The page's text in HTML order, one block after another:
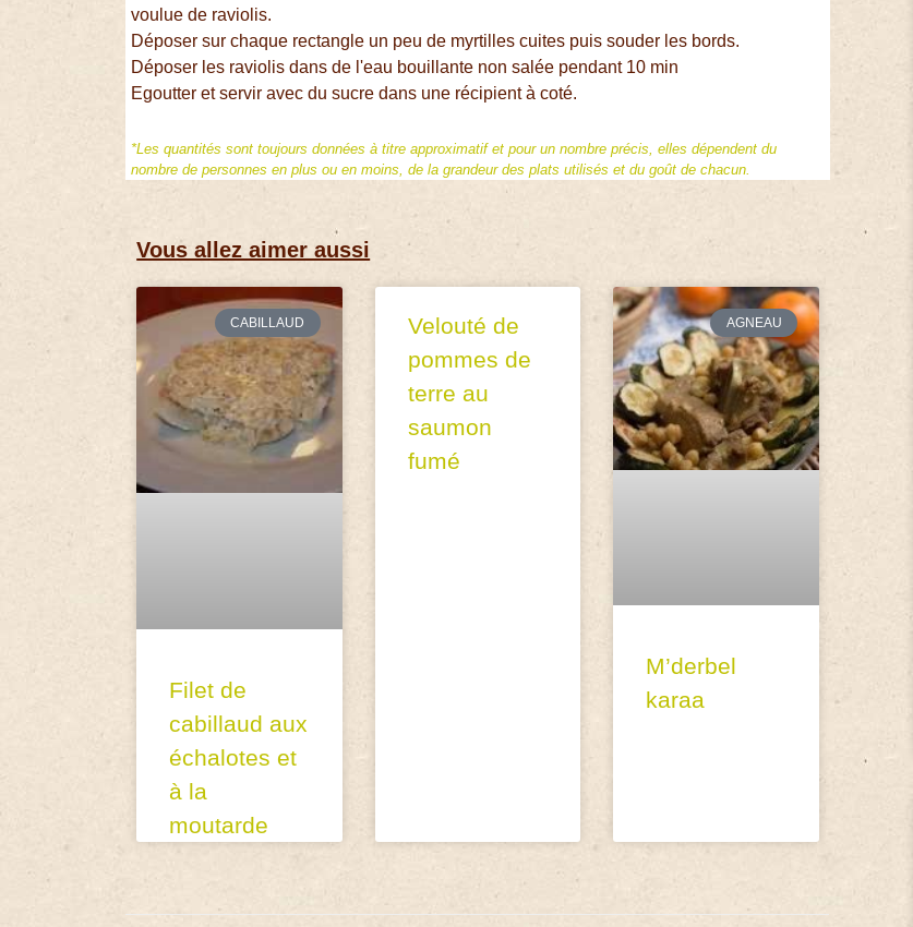
voulue de raviolis.
Déposer sur chaque rectangle un peu de myrtilles cuites puis souder les bords.
Déposer les raviolis dans de l'eau bouillante non salée pendant 10 min
Egoutter et servir avec du sucre dans une récipient à coté.
*Les quantités sont toujours données à titre approximatif et pour un nombre précis, elles dépendent du
nombre de personnes en plus ou en moins, de la grandeur des plats utilisés et du goût de chacun.
Vous allez aimer aussi
CABILLAUD
Filet de
cabillaud aux
échalotes et
à la
moutarde
Velouté de
pommes de
terre au
saumon
fumé
AGNEAU
M’derbel
karaa